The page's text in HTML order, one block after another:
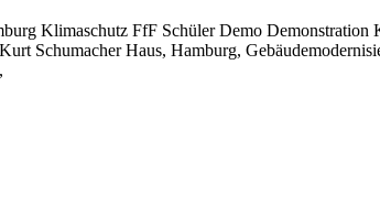
Klimaschutz FfF Schüler Demo
Schumacher Haus, Hamburg,